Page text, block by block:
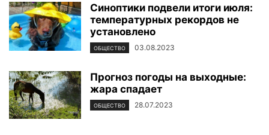
Синоптики подвели итоги июля:
температурных рекордов не
установлено
ОБЩЕСТВО 03.08.2023
Прогноз погоды на выходные:
жара спадает
ОБЩЕСТВО 28.07.2023